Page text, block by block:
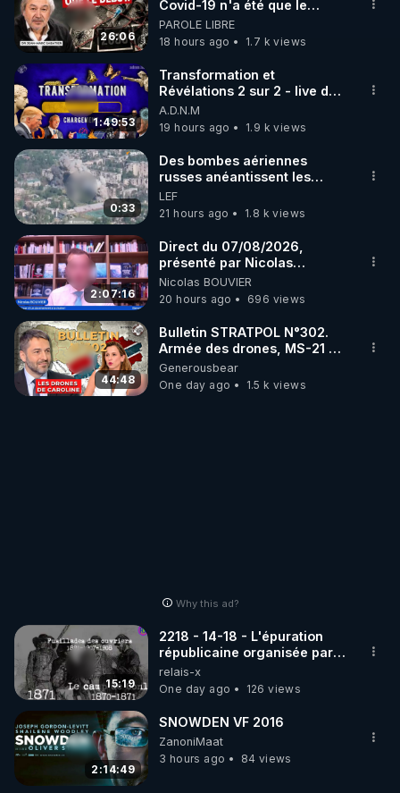
▶ 30 jours gratuit sur l’application de méditation et
de bien-être ENVOL :
Rendez-vous sur https://www.envol.app/code
le code : REGENERE
26:06
Covid-19 n'a été que le
début - L'ARNm & l'ARNm-aa
jusqu où auront-t-il ?
PAROLE LIBRE
18 hours ago
1.7 k views
1:49:53
Transformation et
Révélations 2 sur 2 - live du
07/08/26
A.D.N.M
19 hours ago
1.9 k views
0:33
Des bombes aériennes
russes anéantissent les
centres de contrôle de
drones de 3 brigades
ukrainienne
LEF
21 hours ago
1.8 k views
2:07:16
Direct du 07/08/2026,
présenté par Nicolas
BOUVIER
Nicolas BOUVIER
20 hours ago
696 views
44:48
Bulletin STRATPOL N°302.
Armée des drones, MS-21 en
série, missiles coréens.
07.08.2026.
Generousbear
One day ago
1.5 k views
Why this ad?
15:19
2218 - 14-18 - L'épuration
républicaine organisée par
les frères de la truelle
relais-x
One day ago
126 views
2:14:49
SNOWDEN VF 2016
ZanoniMaat
3 hours ago
84 views